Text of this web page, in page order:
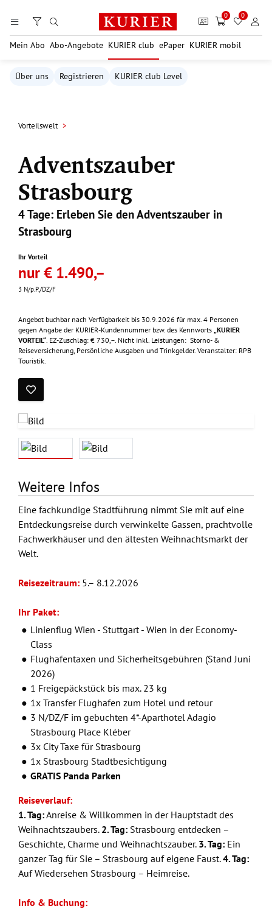
0 0
Mein Abo Abo-Angebote KURIER club ePaper KURIER mobil
Über uns Registrieren KURIER club Level
Vorteilswelt
Adventszauber
Strasbourg
4 Tage: Erleben Sie den Adventszauber in
Strasbourg
Ihr Vorteil
nur € 1.490,–
3 N/p.P./DZ/F
Angebot buchbar nach Verfügbarkeit bis 30.9.2026 für max. 4 Personen
gegen Angabe der KURIER-Kundennummer bzw. des Kennworts „KURIER
VORTEIL“. EZ-Zuschlag: € 730,–. Nicht inkl. Leistungen: Storno- &
Reiseversicherung, Persönliche Ausgaben und Trinkgelder. Veranstalter: RPB
Touristik.
Weitere Infos
Eine fachkundige Stadtführung nimmt Sie mit auf eine
Entdeckungsreise durch verwinkelte Gassen, prachtvolle
Fachwerkhäuser und den ältesten Weihnachtsmarkt der
Welt.
Reisezeitraum: 5.– 8.12.2026
Ihr Paket:
Linienflug Wien - Stuttgart - Wien in der Economy-
Class
Flughafentaxen und Sicherheitsgebühren (Stand Juni
2026)
1 Freigepäckstück bis max. 23 kg
1x Transfer Flughafen zum Hotel und retour
3 N/DZ/F im gebuchten 4*-Aparthotel Adagio
Strasbourg Place Kléber
3x City Taxe für Strasbourg
1x Strasbourg Stadtbesichtigung
GRATIS Panda Parken
Reiseverlauf:
1. Tag:Anreise & Willkommen in der Hauptstadt des
Weihnachtszaubers. 2. Tag: Strasbourg entdecken –
Geschichte, Charme und Weihnachtszauber. 3. Tag: Ein
ganzer Tag für Sie – Strasbourg auf eigene Faust.4. Tag:
Auf Wiedersehen Strasbourg – Heimreise.
Info & Buchung: